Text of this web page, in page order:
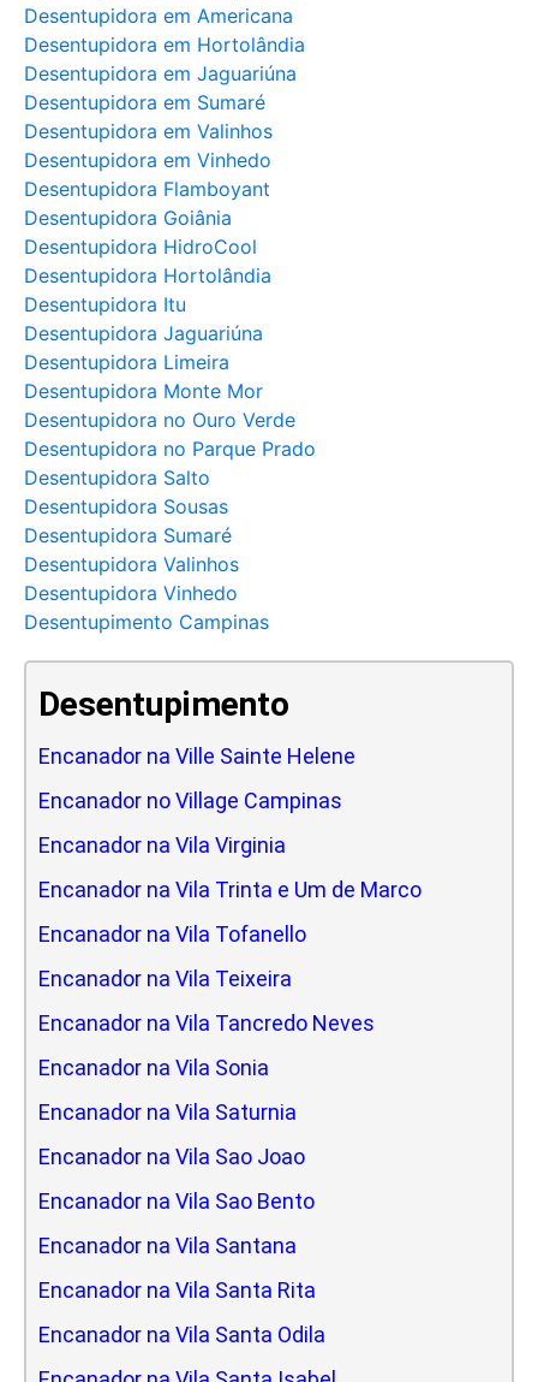
Desentupidora em Americana
Desentupidora em Hortolândia
Desentupidora em Jaguariúna
Desentupidora em Sumaré
Desentupidora em Valinhos
Desentupidora em Vinhedo
Desentupidora Flamboyant
Desentupidora Goiânia
Desentupidora HidroCool
Desentupidora Hortolândia
Desentupidora Itu
Desentupidora Jaguariúna
Desentupidora Limeira
Desentupidora Monte Mor
Desentupidora no Ouro Verde
Desentupidora no Parque Prado
Desentupidora Salto
Desentupidora Sousas
Desentupidora Sumaré
Desentupidora Valinhos
Desentupidora Vinhedo
Desentupimento Campinas
Desentupimento
Encanador na Ville Sainte Helene
Encanador no Village Campinas
Encanador na Vila Virginia
Encanador na Vila Trinta e Um de Marco
Encanador na Vila Tofanello
Encanador na Vila Teixeira
Encanador na Vila Tancredo Neves
Encanador na Vila Sonia
Encanador na Vila Saturnia
Encanador na Vila Sao Joao
Encanador na Vila Sao Bento
Encanador na Vila Santana
Encanador na Vila Santa Rita
Encanador na Vila Santa Odila